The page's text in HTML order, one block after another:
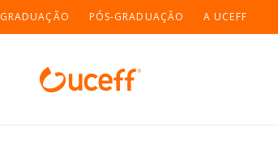
GRADUAÇÃO PÓS-GRADUAÇÃO A UCEFF